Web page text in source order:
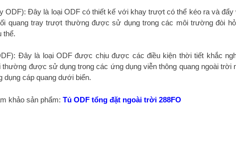
ODF): Đây là loại ODF có thiết kế với khay trượt có thể kéo ra và đẩy
quang tray trượt thường được sử dụng trong các môi trường đòi
thể.
Đây là loại ODF được chịu được các điều kiện thời tiết khắc
được sử dụng trong các ứng dụng viễn thông quang ngoài trời
cáp quang dưới biển.
khảo sản phẩm: Tủ ODF tổng đặt ngoài trời 288FO